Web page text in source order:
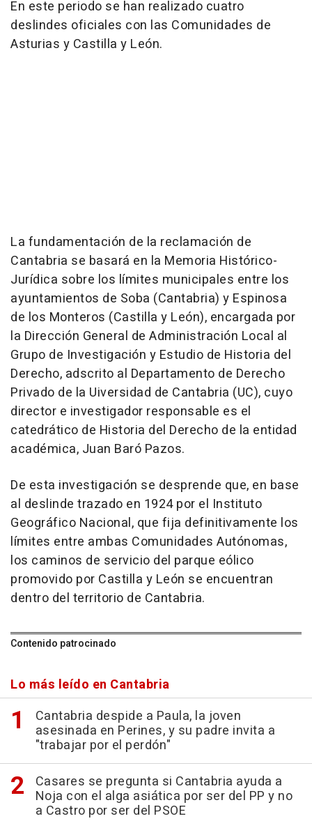
En este periodo se han realizado cuatro
deslindes oficiales con las Comunidades de
Asturias y Castilla y León.
La fundamentación de la reclamación de
Cantabria se basará en la Memoria Histórico-
Jurídica sobre los límites municipales entre los
ayuntamientos de Soba (Cantabria) y Espinosa
de los Monteros (Castilla y León), encargada por
la Dirección General de Administración Local al
Grupo de Investigación y Estudio de Historia del
Derecho, adscrito al Departamento de Derecho
Privado de la Uiversidad de Cantabria (UC), cuyo
director e investigador responsable es el
catedrático de Historia del Derecho de la entidad
académica, Juan Baró Pazos.
De esta investigación se desprende que, en base
al deslinde trazado en 1924 por el Instituto
Geográfico Nacional, que fija definitivamente los
límites entre ambas Comunidades Autónomas,
los caminos de servicio del parque eólico
promovido por Castilla y León se encuentran
dentro del territorio de Cantabria.
Contenido patrocinado
Lo más leído en Cantabria
Cantabria despide a Paula, la joven
asesinada en Perines, y su padre invita a
"trabajar por el perdón"
Casares se pregunta si Cantabria ayuda a
Noja con el alga asiática por ser del PP y no
a Castro por ser del PSOE